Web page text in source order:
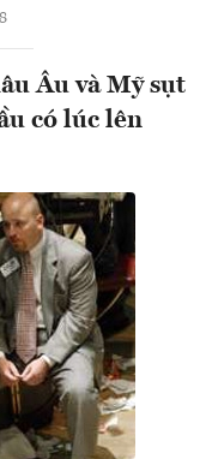
Âu và Mỹ sụt
có lúc lên